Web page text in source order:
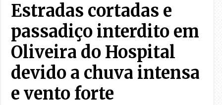
Estradas cortadas e
passadiço interdito em
Oliveira do Hospital
devido a chuva intensa
e vento forte